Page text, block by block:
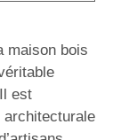
maison bois
est
architecturale